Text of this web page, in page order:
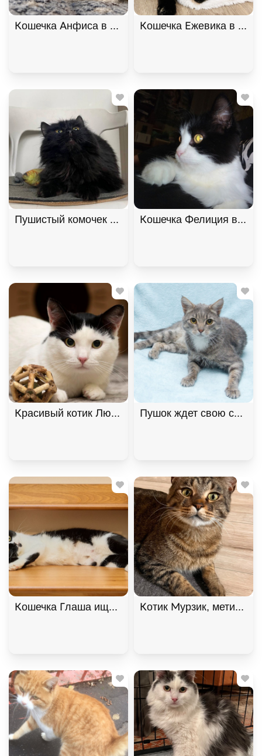
Кошечка Анфиса в добрые руки, Трёхцветный,
Кошечка Ежевика в
Пушистый комочек Уголёк ищет дом! В дар!,
Кошечка Фелиция в
Красивый котик Люк ищет
Пушок ждет свою
Кошечка Глаша ищет дом , Черный с белым,
Котик Мурзик, метис